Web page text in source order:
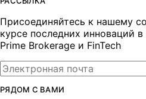
Присоединяйтесь к нашему
курсе последних инноваций
Prime Brokerage и FinTech
РЯДОМ С ВАМИ